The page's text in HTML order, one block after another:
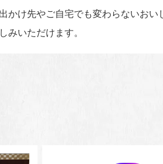
かけ先やご自宅でも変わらないおい
みいただけます。